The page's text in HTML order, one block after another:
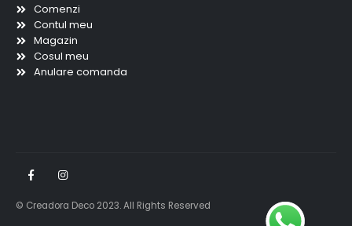
Comenzi
Contul meu
Magazin
Cosul meu
Anulare comanda
© Creadora Deco 2023. All Rights Reserved